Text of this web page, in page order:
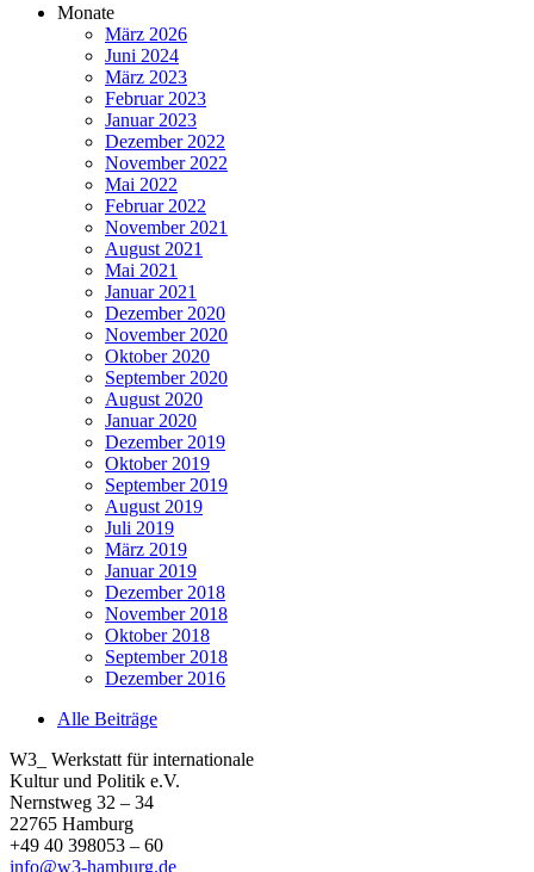
Monate
März 2026
Juni 2024
März 2023
Februar 2023
Januar 2023
Dezember 2022
November 2022
Mai 2022
Februar 2022
November 2021
August 2021
Mai 2021
Januar 2021
Dezember 2020
November 2020
Oktober 2020
September 2020
August 2020
Januar 2020
Dezember 2019
Oktober 2019
September 2019
August 2019
Juli 2019
März 2019
Januar 2019
Dezember 2018
November 2018
Oktober 2018
September 2018
Dezember 2016
Alle Beiträge
W3_ Werkstatt für internationale
Kultur und Politik e.V.
Nernstweg 32 – 34
22765 Hamburg
+49 40 398053 – 60
info@w3-hamburg.de